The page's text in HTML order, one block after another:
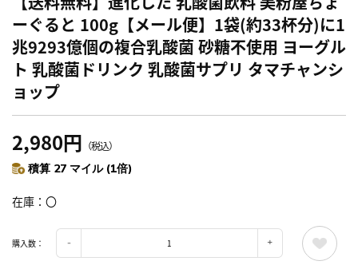
ーぐると 100g【メール便】1袋(約33杯分)に1
兆9293億個の複合乳酸菌 砂糖不使用 ヨーグル
ト 乳酸菌ドリンク 乳酸菌サプリ タマチャンシ
ョップ
2,980円 （税込）
積算 27 マイル (1倍)
在庫 〇
購入数：